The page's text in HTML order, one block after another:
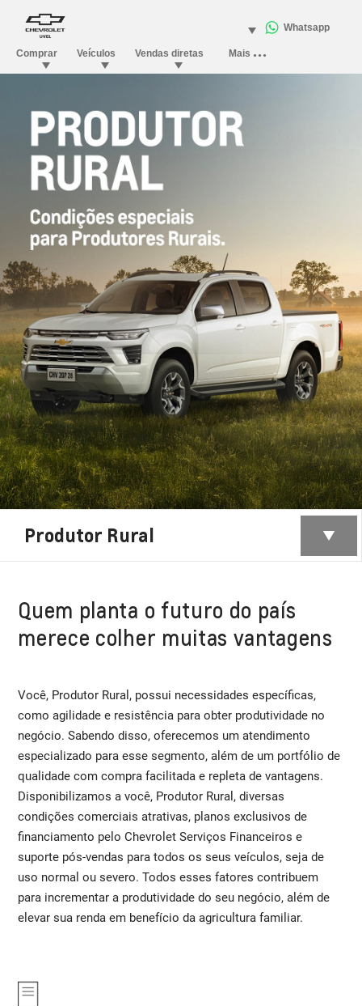
Produtor Rural
Quem planta o futuro do país
merece colher muitas vantagens
Você, Produtor Rural, possui necessidades específicas,
como agilidade e resistência para obter produtividade no
negócio. Sabendo disso, oferecemos um atendimento
especializado para esse segmento, além de um portfólio de
qualidade com compra facilitada e repleta de vantagens.
Disponibilizamos a você, Produtor Rural, diversas
condições comerciais atrativas, planos exclusivos de
financiamento pelo Chevrolet Serviços Financeiros e
suporte pós-vendas para todos os seus veículos, seja de
uso normal ou severo. Todos esses fatores contribuem
para incrementar a produtividade do seu negócio, além de
elevar sua renda em benefício da agricultura familiar.